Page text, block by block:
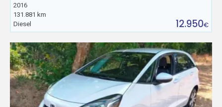
2016
131.881 km
Diesel
12.950€